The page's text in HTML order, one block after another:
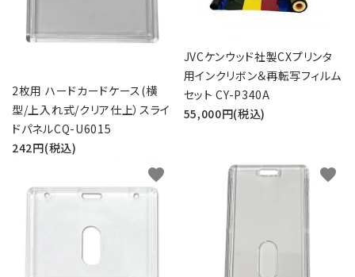
2枚用 ハードカードケース(横
型/上入れ式/クリア仕上）スライ
ドパネルCQ-U6015
242円(税込)
JVCケンウッド社製CXプリンタ
用インクリボン＆再転写フィルム
セット CY-P340A
55,000円(税込)
favorite favorite